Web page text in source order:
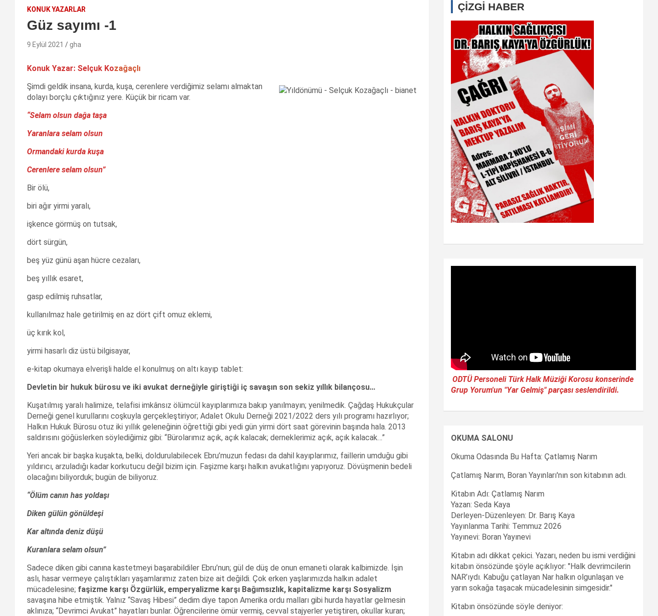
KONUK YAZARLAR
Güz sayımı -1
9 Eylül 2021 gha
Konuk Yazar: Selçuk Kozağaçlı
Şimdi geldik insana, kurda, kuşa, cerenlere verdiğimiz selamı almaktan
dolayı borçlu çıktığınız yere. Küçük bir ricam var.
“Selam olsun dağa taşa
Yaranlara selam olsun
Ormandaki kurda kuşa
Cerenlere selam olsun”
Bir ölü,
biri ağır yirmi yaralı,
işkence görmüş on tutsak,
dört sürgün,
beş yüz günü aşan hücre cezaları,
beş yıllık esaret,
gasp edilmiş ruhsatlar,
kullanılmaz hale getirilmiş en az dört çift omuz eklemi,
üç kırık kol,
yirmi hasarlı diz üstü bilgisayar,
e-kitap okumaya elverişli halde el konulmuş on altı kayıp tablet:
Devletin bir hukuk bürosu ve iki avukat derneğiyle giriştiği iç savaşın son sekiz yıllık bilançosu…
Kuşatılmış yaralı halimize, telafisi imkânsız ölümcül kayıplarımıza bakıp yanılmayın; yenilmedik. Çağdaş Hukukçular
Derneği genel kurullarını coşkuyla gerçekleştiriyor; Adalet Okulu Derneği 2021/2022 ders yılı programı hazırlıyor;
Halkın Hukuk Bürosu otuz iki yıllık geleneğinin öğrettiği gibi yedi gün yirmi dört saat görevinin başında hala. 2013
saldırısını göğüslerken söylediğimiz gibi: “Bürolarımız açık, açık kalacak; derneklerimiz açık, açık kalacak…”
Yeri ancak bir başka kuşakta, belki, doldurulabilecek Ebru’muzun fedası da dahil kayıplarımız, faillerin umduğu gibi
yıldırıcı, arzuladığı kadar korkutucu değil bizim için. Faşizme karşı halkın avukatlığını yapıyoruz. Dövüşmenin bedeli
olacağını biliyorduk; bugün de biliyoruz.
“Ölüm canın has yoldaşı
Diken gülün gönüldeşi
Kar altında deniz düşü
Kuranlara selam olsun”
Sadece diken gibi canına kastetmeyi başarabildiler Ebru’nun; gül de düş de onun emaneti olarak kalbimizde. İşin
aslı, hasar vermeye çalıştıkları yaşamlarımız zaten bize ait değildi. Çok erken yaşlarımızda halkın adalet
mücadelesine; faşizme karşı Özgürlük, emperyalizme karşı Bağımsızlık, kapitalizme karşı Sosyalizm
savaşına hibe etmiştik. Yalnız “Savaş Hibesi” dedim diye tapon Amerika ordu malları gibi hurda hayatlar gelmesin
aklınıza; “Devrimci Avukat” hayatları bunlar. Öğrencilerine ömür vermiş, cevval stajyerler yetiştiren, okullar kuran;
ÇİZGİ HABER
ODTÜ Personeli Türk Halk Müziği Korosu konserinde
Grup Yorum'un "Yar Gelmiş" parçası seslendirildi.
OKUMA SALONU
Okuma Odasında Bu Hafta: Çatlamış Narım
Çatlamış Narım, Boran Yayınları'nın son kitabının adı.
Kitabın Adı: Çatlamış Narım
Yazan: Seda Kaya
Derleyen-Düzenleyen: Dr. Barış Kaya
Yayınlanma Tarihi: Temmuz 2026
Yayınevi: Boran Yayınevi
Kitabın adı dikkat çekici. Yazarı, neden bu ismi verdiğini
kitabın önsözünde şöyle açıklıyor: "Halk devrimcilerin
NAR’ıydı. Kabuğu çatlayan Nar halkın olgunlaşan ve
yarın sokağa taşacak mücadelesinin simgesidir."
Kitabın önsözünde söyle deniyor: